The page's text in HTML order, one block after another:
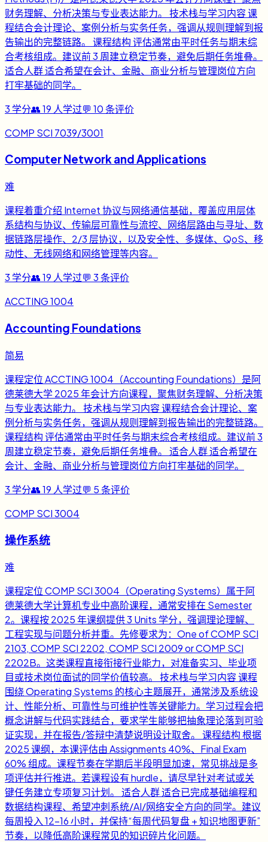
财务理解、分析决策与专业表达能力。 技术栈与学习内容 课
程结合会计理论、案例分析与实务任务，强调从规则理解到报
告输出的完整链路。 课程结构 评估通常由平时任务与期末综
合考核组成。建议前 3 周建立稳定节奏，避免后期任务堆叠。
适合人群 适合希望在会计、金融、商业分析与管理岗位方向
打牢基础的同学。
3 学分👥19 人学过💬 10条评价
COMP SCI 7039/3001
Computer Network and Applications
难
课程着重介绍 Internet 协议与网络通信基础，覆盖应用层体
系结构与协议、传输层可靠性与流控、网络层路由与寻址、数
据链路层操作、2/3 层协议，以及安全性、多媒体、QoS、移
动性、无线网络和网络管理等内容。
3 学分👥19 人学过💬 3条评价
ACCTING 1004
Accounting Foundations
简易
课程定位 ACCTING 1004（Accounting Foundations）是阿
德莱德大学 2025 年会计方向课程，聚焦财务理解、分析决策
与专业表达能力。 技术栈与学习内容 课程结合会计理论、案
例分析与实务任务，强调从规则理解到报告输出的完整链路。
课程结构 评估通常由平时任务与期末综合考核组成。建议前 3
周建立稳定节奏，避免后期任务堆叠。 适合人群 适合希望在
会计、金融、商业分析与管理岗位方向打牢基础的同学。
3 学分👥19 人学过💬 5条评价
COMP SCI 3004
操作系统
难
课程定位 COMP SCI 3004（Operating Systems）属于阿
德莱德大学计算机专业中高阶课程，通常安排在 Semester
2。课程按 2025 年课纲提供 3 Units 学分，强调理论理解、
工程实现与问题分析并重。先修要求为：One of COMP SCI
2103, COMP SCI 2202, COMP SCI 2009 or COMP SCI
2202B。这类课程直接衔接行业能力，对准备实习、毕业项
目或技术岗位面试的同学价值较高。 技术栈与学习内容 课程
围绕 Operating Systems 的核心主题展开，通常涉及系统设
计、性能分析、可靠性与可维护性等关键能力。学习过程会把
概念讲解与代码实践结合，要求学生能够把抽象理论落到可验
证实现，并在报告/答辩中清楚说明设计取舍。 课程结构 根据
2025 课纲，本课评估由 Assignments 40%、Final Exam
60% 组成。课程节奏在学期后半段明显加速，常见挑战是多
项评估并行推进。若课程设有 hurdle，请尽早针对考试或关
键任务建立专项复习计划。 适合人群 适合已完成基础编程和
数据结构课程、希望冲刺系统/AI/网络安全方向的同学。建议
每周投入 12-16 小时，并保持“每周代码复盘 + 知识地图更新”
节奏，以降低高阶课程常见的知识碎片化问题。